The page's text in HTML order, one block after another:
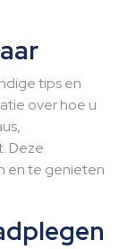
tips en
over hoe u
Deze
en te genieten